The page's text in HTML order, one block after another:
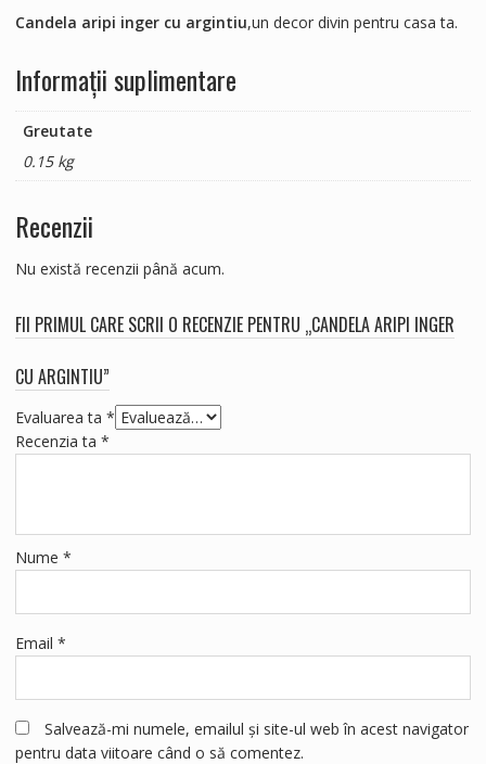
Candela aripi inger cu argintiu,un decor divin pentru casa ta.
Informații suplimentare
Greutate
0.15 kg
Recenzii
Nu există recenzii până acum.
FII PRIMUL CARE SCRII O RECENZIE PENTRU „CANDELA ARIPI INGER
CU ARGINTIU”
Evaluarea ta *
Recenzia ta *
Nume *
Email *
Salvează-mi numele, emailul și site-ul web în acest navigator
pentru data viitoare când o să comentez.